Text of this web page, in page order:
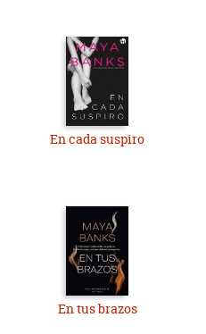
En cada suspiro
En tus brazos